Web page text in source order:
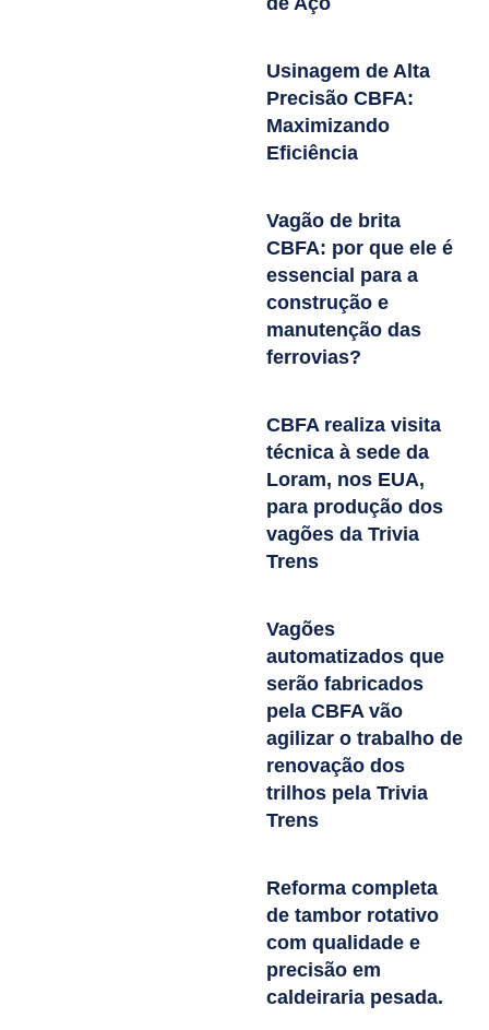
Usinagem de Alta
Precisão CBFA:
Maximizando
Eficiência
Vagão de brita
CBFA: por que ele é
essencial para a
construção e
manutenção das
ferrovias?
CBFA realiza visita
técnica à sede da
Loram, nos EUA,
para produção dos
vagões da Trivia
Trens
Vagões
automatizados que
serão fabricados
pela CBFA vão
agilizar o trabalho de
renovação dos
trilhos pela Trivia
Trens
Reforma completa
de tambor rotativo
com qualidade e
precisão em
caldeiraria pesada.